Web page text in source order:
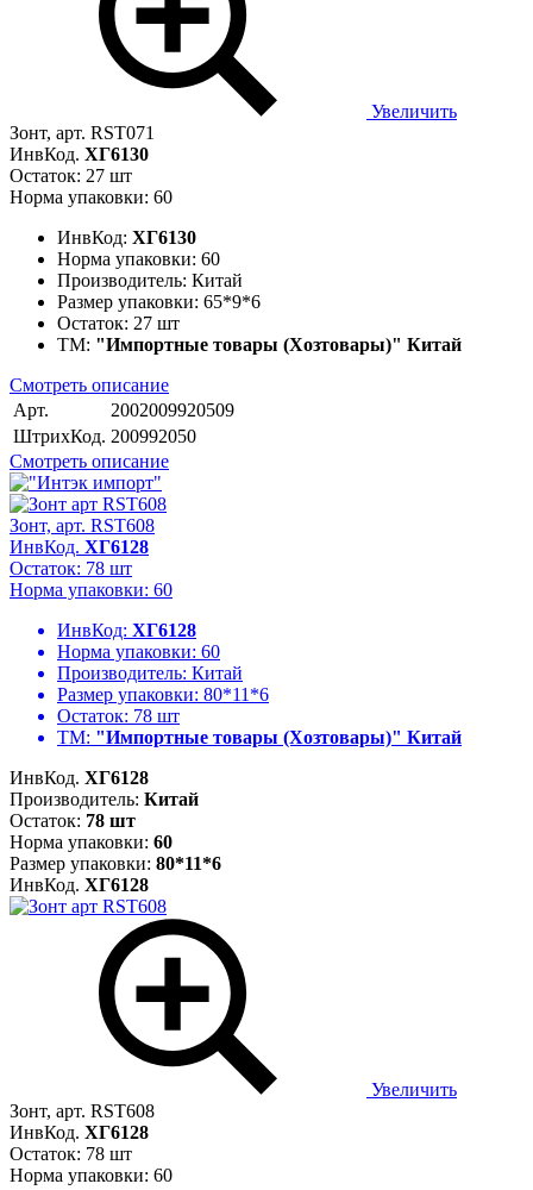
Увеличить
Зонт, арт. RST071
ИнвКод. ХГ6130
Остаток: 27 шт
Норма упаковки: 60
ИнвКод: ХГ6130
Норма упаковки: 60
Производитель: Китай
Размер упаковки: 65*9*6
Остаток: 27 шт
ТМ: "Импортные товары (Хозтовары)" Китай
Смотреть описание
Арт.
2002009920509
ШтрихКод. 200992050
Смотреть описание
Зонт, арт. RST608
ИнвКод. ХГ6128
Остаток: 78 шт
Норма упаковки: 60
ИнвКод: ХГ6128
Норма упаковки: 60
Производитель: Китай
Размер упаковки: 80*11*6
Остаток: 78 шт
ТМ: "Импортные товары (Хозтовары)" Китай
ИнвКод. ХГ6128
Производитель: Китай
Остаток: 78 шт
Норма упаковки: 60
Размер упаковки: 80*11*6
ИнвКод. ХГ6128
Увеличить
Зонт, арт. RST608
ИнвКод. ХГ6128
Остаток: 78 шт
Норма упаковки: 60